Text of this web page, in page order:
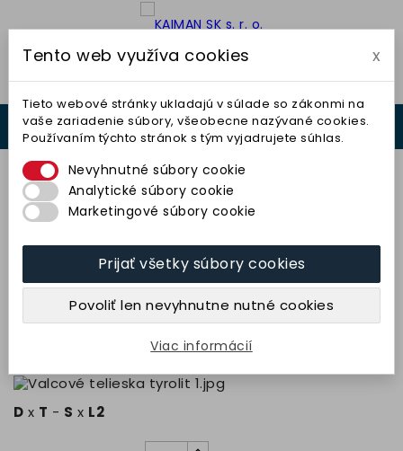
 

Teliesko valcové 16x25-6x40
(48C80E1R20) TYROLIT
5,11 € bez DPH6,28 € s DPH
D x T - S x L2
Tento web využíva cookies x
Tieto webové stránky ukladajú v súlade so zákonmi na
vaše zariadenie súbory, všeobecne nazývané cookies.
Používaním týchto stránok s tým vyjadrujete súhlas.
Nevyhnutné súbory cookie
Analytické súbory cookie
Marketingové súbory cookie
Prijať všetky súbory cookies
Povoliť len nevyhnutne nutné cookies
Viac informácií